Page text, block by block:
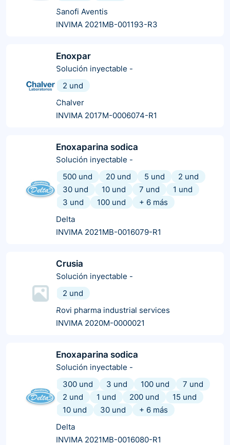
Sanofi Aventis
INVIMA 2021MB-001193-R3
Enoxpar
Solución inyectable -
2 und
Chalver
INVIMA 2017M-0006074-R1
Enoxaparina sodica
Solución inyectable -
500 und
20 und 5 und
2 und
30 und
10 und 7 und
1 und
3 und
100 und + 6 más
Delta
INVIMA 2021MB-0016079-R1
Crusia
Solución inyectable -
2 und
Rovi pharma industrial services
INVIMA 2020M-0000021
Enoxaparina sodica
Solución inyectable -
300 und
3 und 100 und
7 und
2 und
1 und 200 und
15 und
10 und
30 und + 6 más
Delta
INVIMA 2021MB-0016080-R1